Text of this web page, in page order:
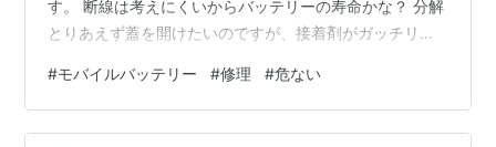
す。 断線は考えにくいからバッテリーの寿命かな？ 分解
とりあえず蓋を開けたいのですが、接着剤がガッチリ付
が三本、並列に繋いであるだけで壊れようがないです
ね。 テスターでバッテリーの電圧を調べたら見事に０で
す。 仕方がないので他のバッテリーを繋いで様子を見る
#モバイルバッテリー #修理 #危ない